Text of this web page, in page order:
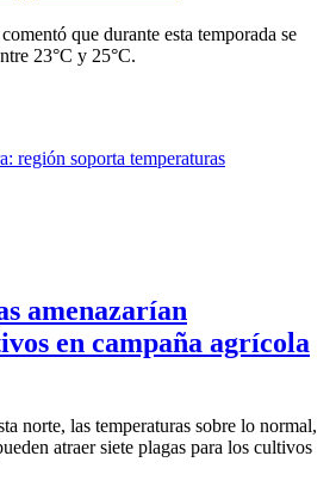
que durante esta temporada se
23°C y 25°C.
amenazarían
en campaña agrícola
norte, las temperaturas sobre lo normal,
atraer siete plagas para los cultivos